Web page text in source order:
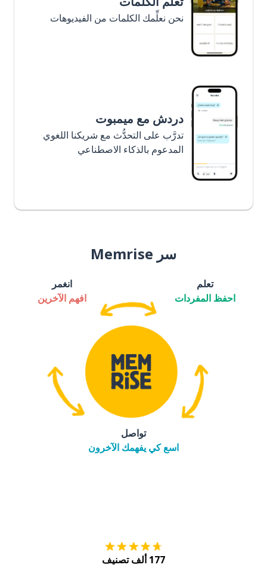
نحن نعلِّمك الكلمات من الفيديوهات
دردش مع ميمبوت
تدرَّب على التحدُّث مع شريكنا اللغوي
المدعوم بالذكاء الاصطناعي
سر Memrise
تعلم
احفظ المفردات
انغمر
افهم الآخرين
تواصل
اسع كي يفهمك الآخرون
177 ألف تصنيف